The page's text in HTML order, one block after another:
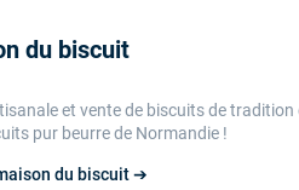
du biscuit
et vente de biscuits de
pur beurre de Normandie !
du biscuit ➔